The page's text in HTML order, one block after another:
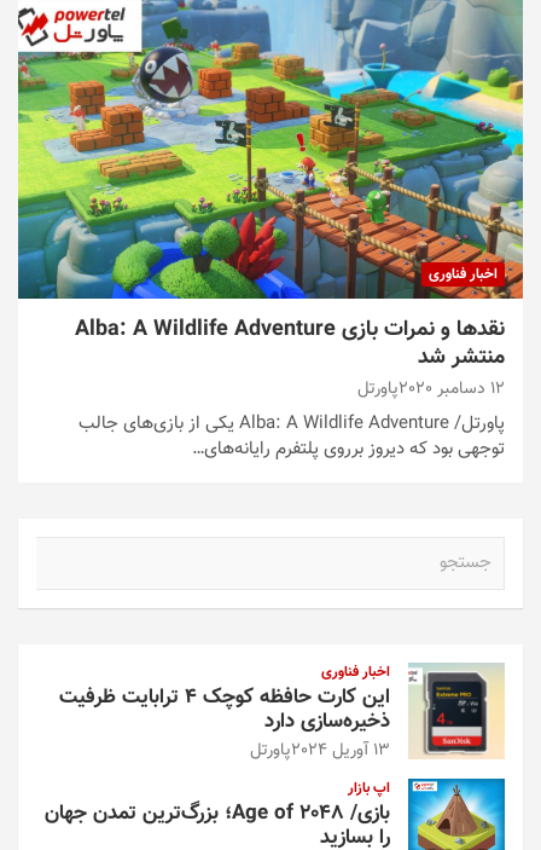
اخبار فناوری
نقدها و نمرات بازی Alba: A Wildlife Adventure
منتشر شد
12 دسامبر 2020 پاورتل
پاورتل/ Alba: A Wildlife Adventure یکی از بازی‌های جالب
توجهی بود که دیروز برروی پلتفرم رایانه‌های…
اخبار فناوری
این کارت حافظه کوچک ۴ ترابایت ظرفیت
ذخیره‌سازی دارد
13 آوریل 2024 پاورتل
اپ بازار
بازی/ Age of 2048؛ بزرگ‌ترین تمدن جهان
را بسازید